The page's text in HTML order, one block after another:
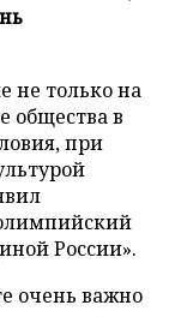
не только на
общества в
при
России».
очень важно